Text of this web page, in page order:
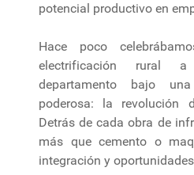
potencial productivo en
Hace poco
electrificación rural
departamento bajo
poderosa: la revolución
Detrás de cada obra de
más que cemento o
integración y